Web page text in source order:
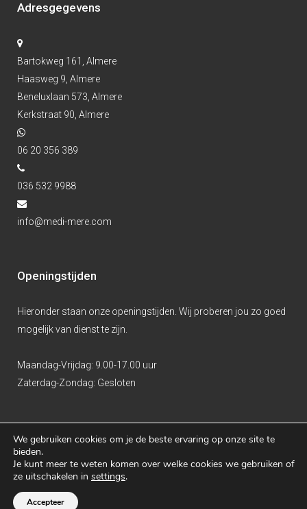
Adresgegevens
Bartokweg 161, Almere
Haasweg 9, Almere
Beneluxlaan 573, Almere
Kerkstraat 90, Almere
06 20 356 389
036 532 9988
info@medi-mere.com
Openingstijden
Hieronder staan onze openingstijden. Wij proberen jou zo goed
mogelijk van dienst te zijn.
Maandag-Vrijdag: 9.00-17.00 uur
Zaterdag-Zondag: Gesloten
Dé studentenhuisarts in Almere.
We gebruiken cookies om je de beste ervaring op onze site te
bieden.
Je kunt meer te weten komen over welke cookies we gebruiken of
ze uitschakelen in settings.
Accepteer